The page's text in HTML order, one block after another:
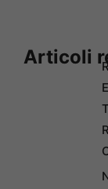
Articoli